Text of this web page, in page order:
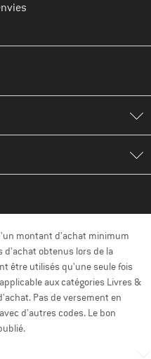
montant d'achat minimum
d'achat obtenus lors de la
être utilisés qu'une seule fois
aux catégories Livres &
Pas de versement en
d'autres codes. Le bon